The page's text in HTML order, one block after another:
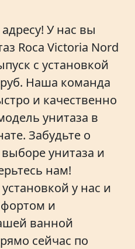
У нас вы
Roca Victoria Nord
с установкой
Наша команда
и качественно
унитаза в
Забудьте о
унитаза и
нам!
у нас и
и
ванной
сейчас по